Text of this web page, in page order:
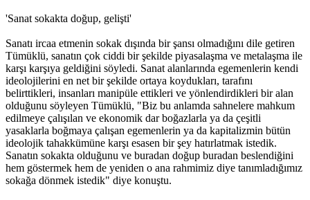
'Sanat sokakta doğup, gelişti'
Sanatı ircaa etmenin sokak dışında bir şansı olmadığını dile getiren
Tümüklü, sanatın çok ciddi bir şekilde piyasalaşma ve metalaşma ile
karşı karşıya geldiğini söyledi. Sanat alanlarında egemenlerin kendi
ideolojilerini en net bir şekilde ortaya koydukları, tarafını
belirttikleri, insanları manipüle ettikleri ve yönlendirdikleri bir alan
olduğunu söyleyen Tümüklü, "Biz bu anlamda sahnelere mahkum
edilmeye çalışılan ve ekonomik dar boğazlarla ya da çeşitli
yasaklarla boğmaya çalışan egemenlerin ya da kapitalizmin bütün
ideolojik tahakkümüne karşı esasen bir şey hatırlatmak istedik.
Sanatın sokakta olduğunu ve buradan doğup buradan beslendiğini
hem göstermek hem de yeniden o ana rahmimiz diye tanımladığımız
sokağa dönmek istedik" diye konuştu.